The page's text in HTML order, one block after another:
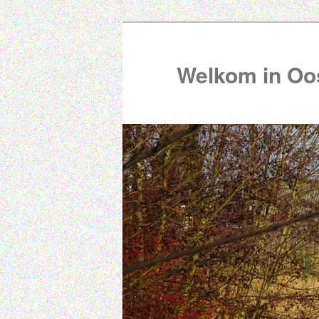
Welkom in
00:00
01:00
02:00
03:00